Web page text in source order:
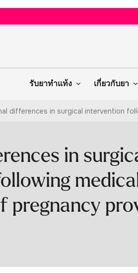
รับยาทำแท้ง เกี่ยวกับยา
differences in surgical intervention
in
pregnancy